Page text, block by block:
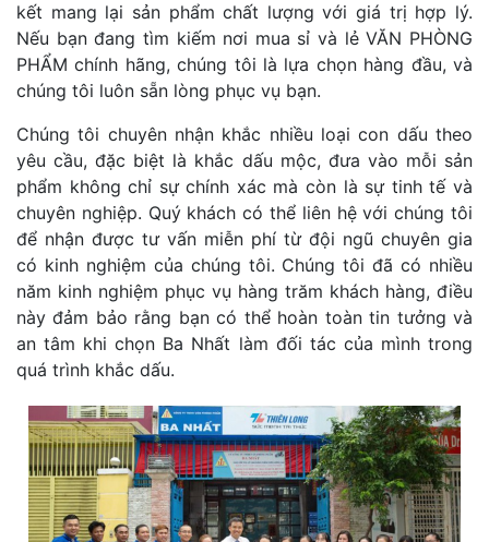
kết mang lại sản phẩm chất lượng với giá trị hợp lý.
Nếu bạn đang tìm kiếm nơi mua sỉ và lẻ VĂN PHÒNG
PHẨM chính hãng, chúng tôi là lựa chọn hàng đầu, và
chúng tôi luôn sẵn lòng phục vụ bạn.
Chúng tôi chuyên nhận khắc nhiều loại con dấu theo
yêu cầu, đặc biệt là khắc dấu mộc, đưa vào mỗi sản
phẩm không chỉ sự chính xác mà còn là sự tinh tế và
chuyên nghiệp. Quý khách có thể liên hệ với chúng tôi
để nhận được tư vấn miễn phí từ đội ngũ chuyên gia
có kinh nghiệm của chúng tôi. Chúng tôi đã có nhiều
năm kinh nghiệm phục vụ hàng trăm khách hàng, điều
này đảm bảo rằng bạn có thể hoàn toàn tin tưởng và
an tâm khi chọn Ba Nhất làm đối tác của mình trong
quá trình khắc dấu.